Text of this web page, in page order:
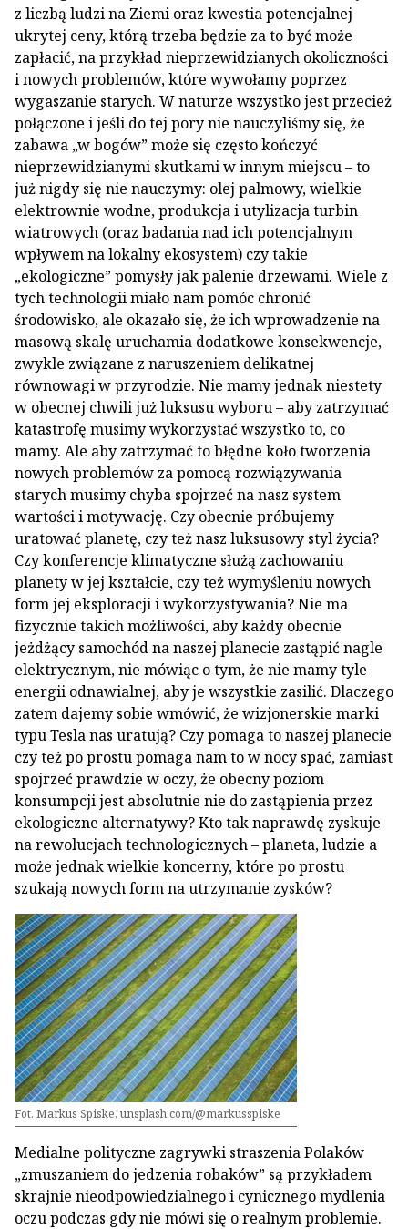
z liczbą ludzi na Ziemi oraz kwestia potencjalnej
ukrytej ceny, którą trzeba będzie za to być może
zapłacić, na przykład nieprzewidzianych okoliczności
i nowych problemów, które wywołamy poprzez
wygaszanie starych. W naturze wszystko jest przecież
połączone i jeśli do tej pory nie nauczyliśmy się, że
zabawa „w bogów” może się często kończyć
nieprzewidzianymi skutkami w innym miejscu – to
już nigdy się nie nauczymy: olej palmowy, wielkie
elektrownie wodne, produkcja i utylizacja turbin
wiatrowych (oraz badania nad ich potencjalnym
wpływem na lokalny ekosystem) czy takie
„ekologiczne” pomysły jak palenie drzewami. Wiele z
tych technologii miało nam pomóc chronić
środowisko, ale okazało się, że ich wprowadzenie na
masową skalę uruchamia dodatkowe konsekwencje,
zwykle związane z naruszeniem delikatnej
równowagi w przyrodzie. Nie mamy jednak niestety
w obecnej chwili już luksusu wyboru – aby zatrzymać
katastrofę musimy wykorzystać wszystko to, co
mamy. Ale aby zatrzymać to błędne koło tworzenia
nowych problemów za pomocą rozwiązywania
starych musimy chyba spojrzeć na nasz system
wartości i motywację. Czy obecnie próbujemy
uratować planetę, czy też nasz luksusowy styl życia?
Czy konferencje klimatyczne służą zachowaniu
planety w jej kształcie, czy też wymyśleniu nowych
form jej eksploracji i wykorzystywania? Nie ma
fizycznie takich możliwości, aby każdy obecnie
jeżdżący samochód na naszej planecie zastąpić nagle
elektrycznym, nie mówiąc o tym, że nie mamy tyle
energii odnawialnej, aby je wszystkie zasilić. Dlaczego
zatem dajemy sobie wmówić, że wizjonerskie marki
typu Tesla nas uratują? Czy pomaga to naszej planecie
czy też po prostu pomaga nam to w nocy spać, zamiast
spojrzeć prawdzie w oczy, że obecny poziom
konsumpcji jest absolutnie nie do zastąpienia przez
ekologiczne alternatywy? Kto tak naprawdę zyskuje
na rewolucjach technologicznych – planeta, ludzie a
może jednak wielkie koncerny, które po prostu
szukają nowych form na utrzymanie zysków?
Fot. Markus Spiske, unsplash.com/@markusspiske
Medialne polityczne zagrywki straszenia Polaków
„zmuszaniem do jedzenia robaków” są przykładem
skrajnie nieodpowiedzialnego i cynicznego mydlenia
oczu podczas gdy nie mówi się o realnym problemie.